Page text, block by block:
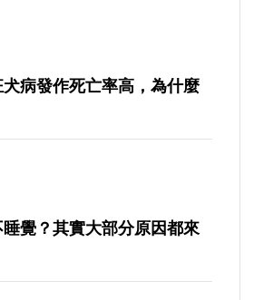
病發作死亡率高，為什麼
覺？其實大部分原因都來